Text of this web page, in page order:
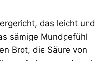
das leicht und
sämige Mundgefühl
Brot, die Säure von